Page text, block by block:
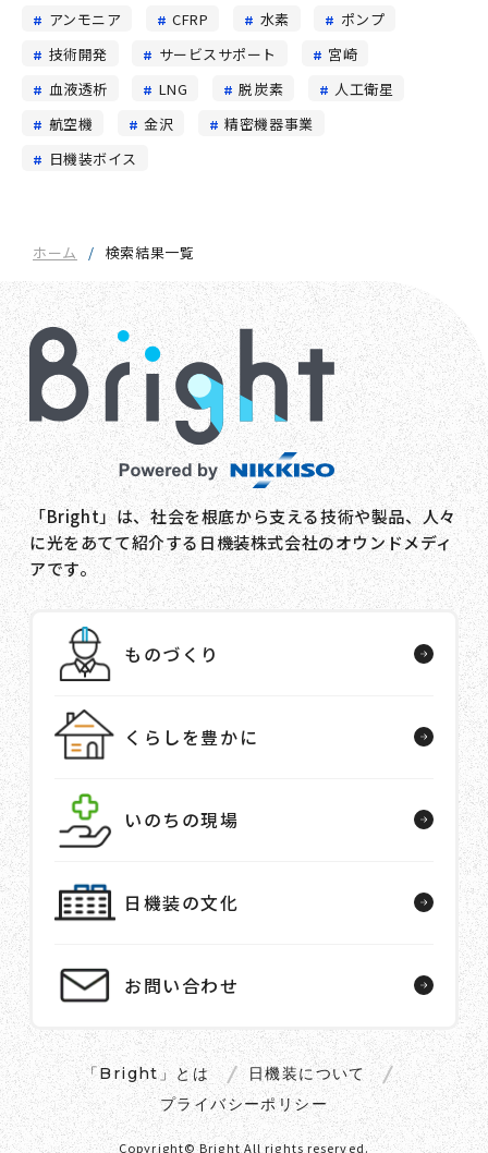
アンモニア
CFRP 水素
ポンプ
技術開発
サービスサポート
宮崎
血液透析
LNG 脱炭素
人工衛星
航空機
金沢
精密機器事業
日機装ボイス
ホーム 検索結果一覧
「Bright」は、社会を根底から支える技術や製品、人々
に光をあてて紹介する日機装株式会社のオウンドメディ
アです。
ものづくり
くらしを豊かに
いのちの現場
日機装の文化
お問い合わせ
「Bright」とは
日機装について
プライバシーポリシー
Copyright© Bright All rights reserved.